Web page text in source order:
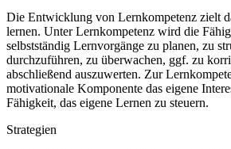
Die Entwicklung von Lernkompetenz zielt
lernen. Unter Lernkompetenz wird die
selbstständig Lernvorgänge zu planen, zu
durchzuführen, zu überwachen, ggf. zu
abschließend auszuwerten. Zur
motivationale Komponente das eigene
Fähigkeit, das eigene Lernen zu steuern.
Strategien